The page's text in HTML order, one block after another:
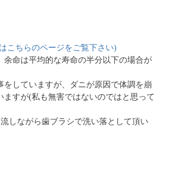
こちらのページをご覧下さい)
命は平均的な寿命の半分以下の場合が
していますが、ダニが原因で体調を崩
すが(私も無害ではないのではと思って
しながら歯ブラシで洗い落として頂い